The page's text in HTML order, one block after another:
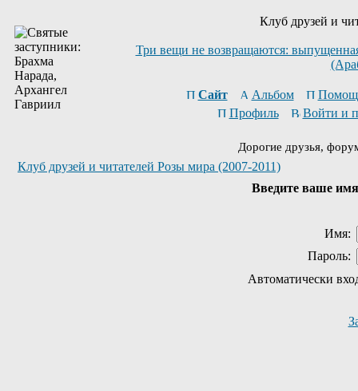
Клуб друзей и
Три вещи не возвращаются:
Сайт Альбом
Профиль
Войти и
Дорогие друзья,
Клуб друзей и читателей Розы мира (2007-2011)
Введите ваше
Имя:
Пароль:
Автоматически